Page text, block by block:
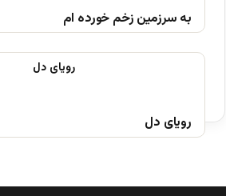
به سرزمین زخم خورده ام
رویای دل